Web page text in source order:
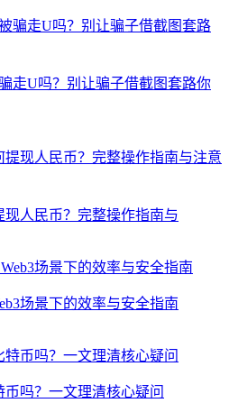
走U吗？别让骗子借截图套路你
现人民币？完整操作指南与
场景下的效率与安全指南
币吗？一文理清核心疑问